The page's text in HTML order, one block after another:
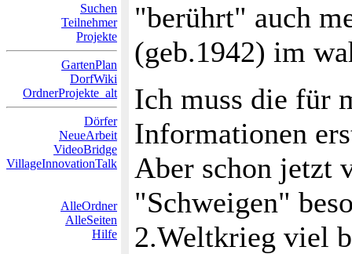
Suchen
Teilnehmer
Projekte
GartenPlan
DorfWiki
OrdnerProjekte_alt
Dörfer
NeueArbeit
VideoBridge
VillageInnovationTalk
AlleOrdner
AlleSeiten
Hilfe
"berührt" auch
(geb.1942) im
Ich muss die für
Informationen
Aber schon jetzt
"Schweigen"
2.Weltkrieg viel